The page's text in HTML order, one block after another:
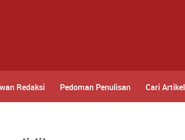
Redaksi Pedoman Penulisan Cari Artikel